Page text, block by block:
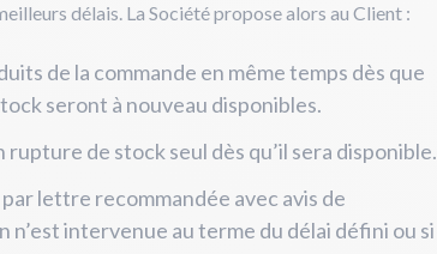
délais. La Société propose alors au Client :
de la commande en même temps dès que
seront à nouveau disponibles.
rupture de stock seul dès qu’il sera disponible.
lettre recommandée avec avis de
n’est intervenue au terme du délai défini ou si